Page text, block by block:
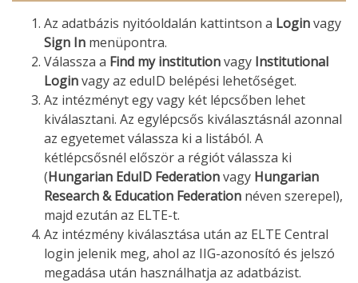
Az adatbázis nyitóoldalán kattintson a Loginvagy
Sign In menüpontra.
Válassza a Find my institutionvagy Institutional
Loginvagy az eduID belépési lehetőséget.
Az intézményt egy vagy két lépcsőben lehet
kiválasztani. Az egylépcsős kiválasztásnál azonnal
az egyetemet válassza ki a listából. A
kétlépcsősnél először a régiót válassza ki
(Hungarian EduID Federationvagy Hungarian
Research & Education Federation néven szerepel),
majd ezután az ELTE-t.
Az intézmény kiválasztása után az ELTE Central
login jelenik meg, ahol az IIG-azonosító és jelszó
megadása után használhatja az adatbázist.